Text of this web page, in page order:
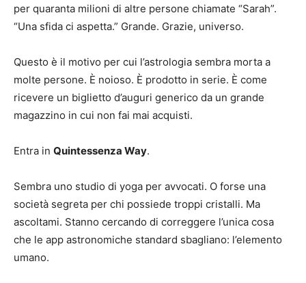
per quaranta milioni di altre persone chiamate “Sarah”.
“Una sfida ci aspetta.” Grande. Grazie, universo.
Questo è il motivo per cui l’astrologia sembra morta a
molte persone. È noioso. È prodotto in serie. È come
ricevere un biglietto d’auguri generico da un grande
magazzino in cui non fai mai acquisti.
Entra in Quintessenza Way.
Sembra uno studio di yoga per avvocati. O forse una
società segreta per chi possiede troppi cristalli. Ma
ascoltami. Stanno cercando di correggere l’unica cosa
che le app astronomiche standard sbagliano: l’elemento
umano.